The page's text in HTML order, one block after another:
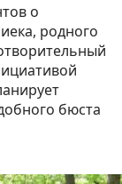
о
родного
бюста